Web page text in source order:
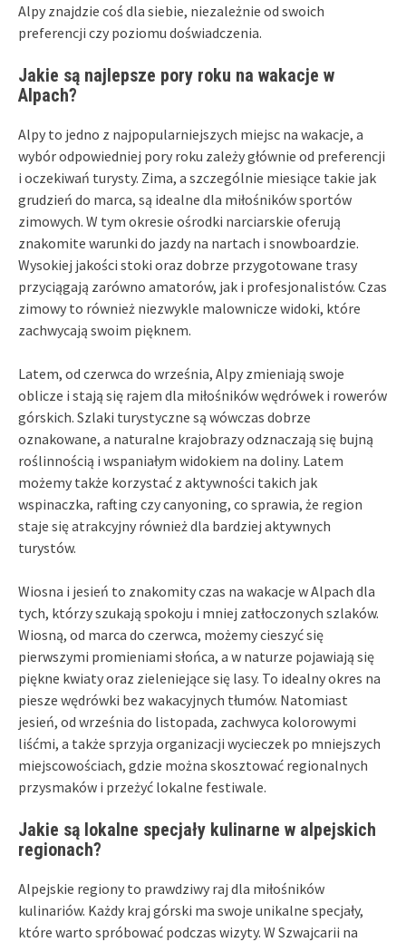
Alpy znajdzie coś dla siebie, niezależnie od swoich
preferencji czy poziomu doświadczenia.
Jakie są najlepsze pory roku na wakacje w
Alpach?
Alpy to jedno z najpopularniejszych miejsc na wakacje, a
wybór odpowiedniej pory roku zależy głównie od preferencji
i oczekiwań turysty. Zima, a szczególnie miesiące takie jak
grudzień do marca, są idealne dla miłośników sportów
zimowych. W tym okresie ośrodki narciarskie oferują
znakomite warunki do jazdy na nartach i snowboardzie.
Wysokiej jakości stoki oraz dobrze przygotowane trasy
przyciągają zarówno amatorów, jak i profesjonalistów. Czas
zimowy to również niezwykle malownicze widoki, które
zachwycają swoim pięknem.
Latem, od czerwca do września, Alpy zmieniają swoje
oblicze i stają się rajem dla miłośników wędrówek i rowerów
górskich. Szlaki turystyczne są wówczas dobrze
oznakowane, a naturalne krajobrazy odznaczają się bujną
roślinnością i wspaniałym widokiem na doliny. Latem
możemy także korzystać z aktywności takich jak
wspinaczka, rafting czy canyoning, co sprawia, że region
staje się atrakcyjny również dla bardziej aktywnych
turystów.
Wiosna i jesień to znakomity czas na wakacje w Alpach dla
tych, którzy szukają spokoju i mniej zatłoczonych szlaków.
Wiosną, od marca do czerwca, możemy cieszyć się
pierwszymi promieniami słońca, a w naturze pojawiają się
piękne kwiaty oraz zieleniejące się lasy. To idealny okres na
piesze wędrówki bez wakacyjnych tłumów. Natomiast
jesień, od września do listopada, zachwyca kolorowymi
liśćmi, a także sprzyja organizacji wycieczek po mniejszych
miejscowościach, gdzie można skosztować regionalnych
przysmaków i przeżyć lokalne festiwale.
Jakie są lokalne specjały kulinarne w alpejskich
regionach?
Alpejskie regiony to prawdziwy raj dla miłośników
kulinariów. Każdy kraj górski ma swoje unikalne specjały,
które warto spróbować podczas wizyty. W Szwajcarii na